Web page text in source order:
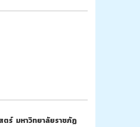
ร์ มหาวิทยาลัยราชภัฏ